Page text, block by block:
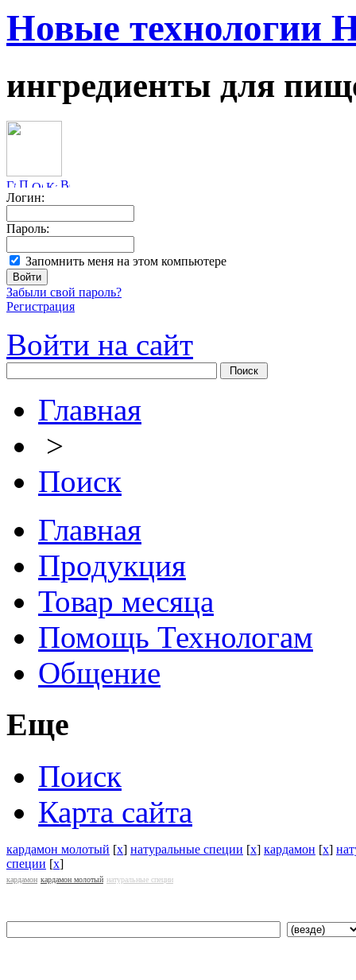
Новые технологии
ингредиенты для
Логин:
Пароль:
Запомнить меня на этом компьютере
Забыли свой пароль?
Регистрация
Войти на сайт
Главная
>
Поиск
Главная
Продукция
Товар месяца
Помощь Технологам
Общение
Еще
Поиск
Карта сайта
кардамон молотый [x] натуральные специи [x] кардамон [x]
специи [x]
кардамон кардамон молотый натуральные специи